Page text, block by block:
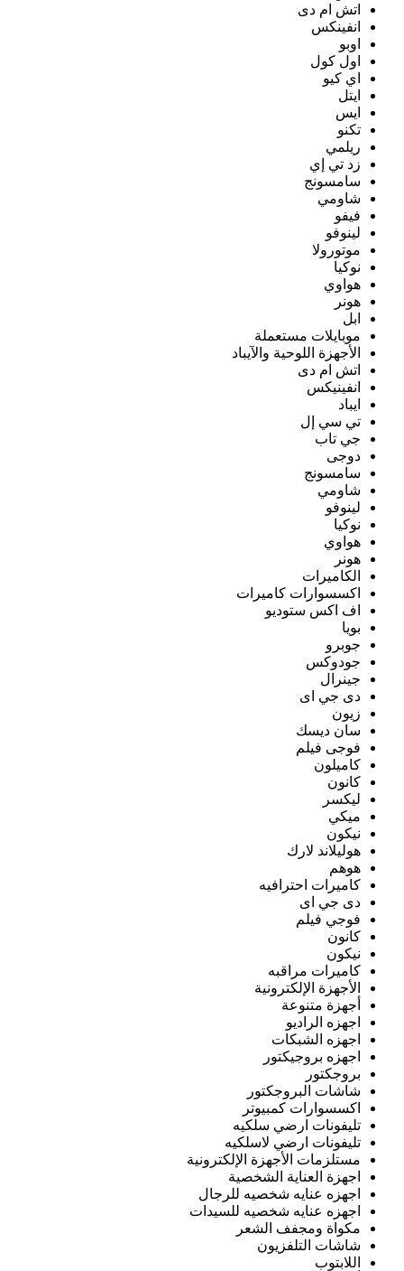
اتش ام دى
انفينكس
اوبو
اول كول
اي كيو
ايتل
ايس
تكنو
ريلمي
زد تي إي
سامسونج
شاومي
فيفو
لينوفو
موتورولا
نوكيا
هواوي
هونر
ابل
موبايلات مستعملة
الأجهزة اللوحية والآيباد
اتش ام دى
انفينيكس
ايباد
تي سي إل
جي تاب
دوجى
سامسونج
شاومي
لينوفو
نوكيا
هواوي
هونر
الكاميرات
اكسسوارات كاميرات
اف اكس ستوديو
بويا
جوبرو
جودوكس
جينرال
دى جي اى
زيون
سان ديسك
فوجى فيلم
كاميلون
كانون
ليكسر
ميكي
نيكون
هوليلاند لارك
هوهم
كاميرات احترافيه
دى جي اى
فوجي فيلم
كانون
نيكون
كاميرات مراقبه
الأجهزة الإلكترونية
أجهزة متنوعة
اجهزه الراديو
اجهزه الشبكات
اجهزه بروجيكتور
بروجكتور
شاشات البروجكتور
اكسسوارات كمبيوتر
تليفونات ارضي سلكيه
تليفونات ارضي لاسلكيه
مستلزمات الأجهزة الإلكترونية
اجهزة العناية الشخصية
اجهزه عنايه شخصيه للرجال
اجهزه عنايه شخصيه للسيدات
مكواة ومجفف الشعر
شاشات التلفزيون
اللابتوب